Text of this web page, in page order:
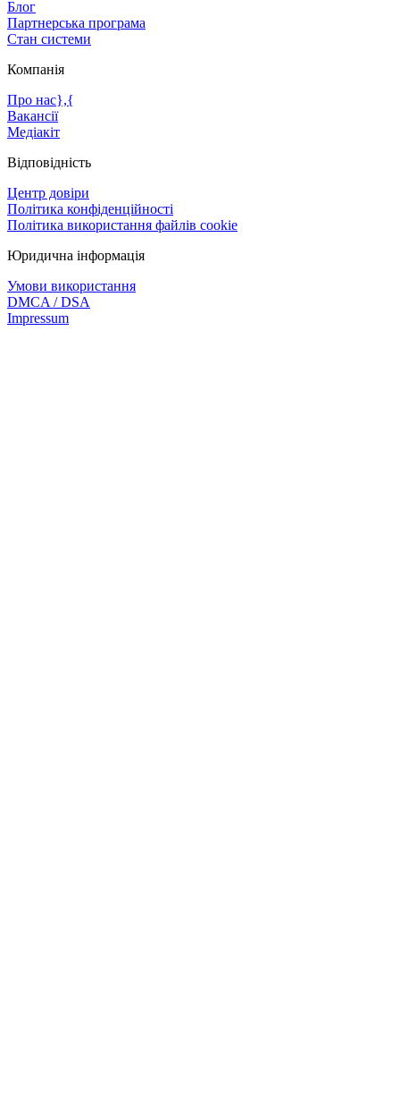
Блог
Партнерська програма
Стан системи
Компанія
Про нас},{
Вакансії
Медіакіт
Відповідність
Центр довіри
Політика конфіденційності
Політика використання файлів cookie
Юридична інформація
Умови використання
DMCA / DSA
Impressum